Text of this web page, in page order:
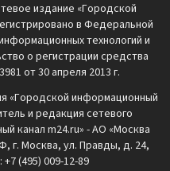
издание «Городской
в Федеральной
технологий и
о регистрации средства
от 30 апреля 2013 г.
«Городской информационный
и редакция сетевого
канал m24.ru» - АО «Москва
г. Москва, ул. Правды, д. 24,
+7 (495) 009-12-89